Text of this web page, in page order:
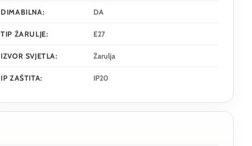
DIMABILNA: DA
TIP ŽARULJE: E27
IZVOR SVJETLA: Žarulja
IP ZAŠTITA: IP20